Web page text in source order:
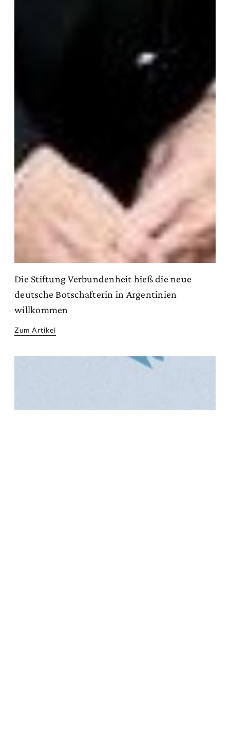
Die Stiftung Verbundenheit hieß die neue
deutsche Botschafterin in Argentinien
willkommen
Zum Artikel